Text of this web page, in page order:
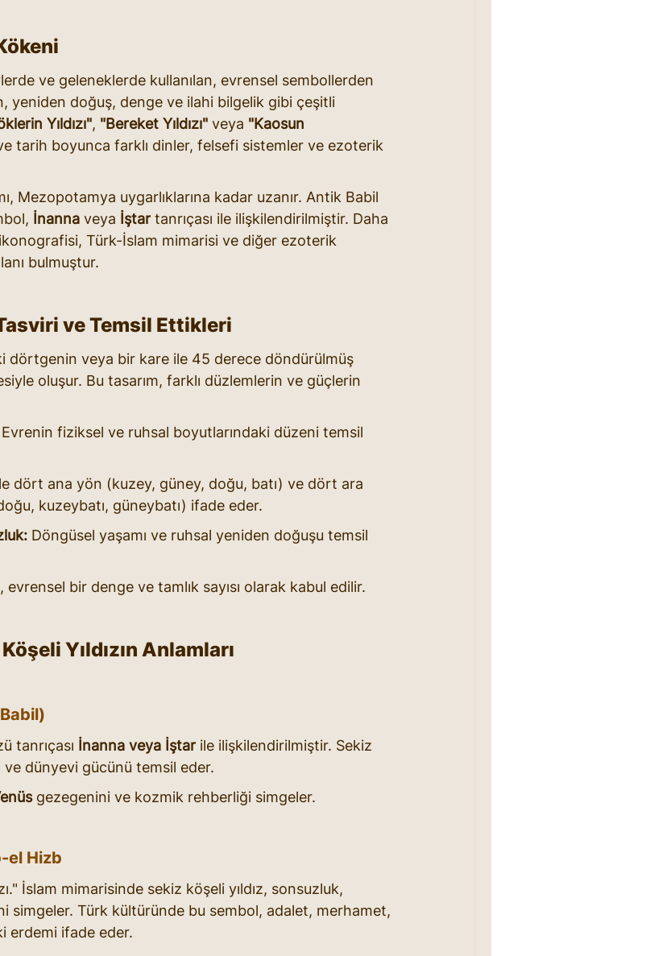
ve geleneklerde kullanılan, evrensel sembollerden
yeniden doğuş, denge ve ilahi bilgelik gibi çeşitli
Yıldızı", "Bereket Yıldızı" veya "Kaosun
ve tarih boyunca farklı dinler, felsefi sistemler ve ezoterik
Mezopotamya uygarlıklarına kadar uzanır. Antik Babil
İnanna veya İştar tanrıçası ile ilişkilendirilmiştir. Daha
Türk-İslam mimarisi ve diğer ezoterik
bulmuştur.
ve Temsil Ettikleri
dörtgenin veya bir kare ile 45 derece döndürülmüş
oluşur. Bu tasarım, farklı düzlemlerin ve güçlerin
Evrenin fiziksel ve ruhsal boyutlarındaki düzeni temsil
dört ana yön (kuzey, güney, doğu, batı) ve dört ara
kuzeybatı, güneybatı) ifade eder.
Döngüsel yaşamı ve ruhsal yeniden doğuşu temsil
evrensel bir denge ve tamlık sayısı olarak kabul edilir.
Yıldızın Anlamları
tanrıçası İnanna veya İştar ile ilişkilendirilmiştir. Sekiz
ve dünyevi gücünü temsil eder.
gezegenini ve kozmik rehberliği simgeler.
el Hizb
İslam mimarisinde sekiz köşeli yıldız, sonsuzluk,
simgeler. Türk kültüründe bu sembol, adalet, merhamet,
erdemi ifade eder.